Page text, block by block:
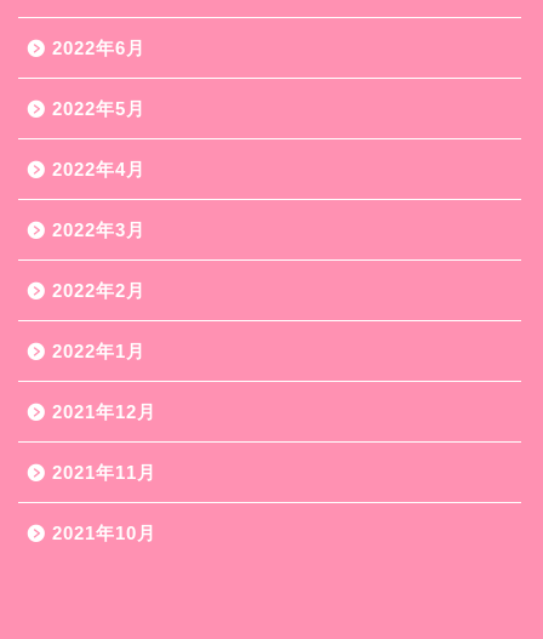
2022年6月
2022年5月
2022年4月
2022年3月
2022年2月
2022年1月
2021年12月
2021年11月
2021年10月